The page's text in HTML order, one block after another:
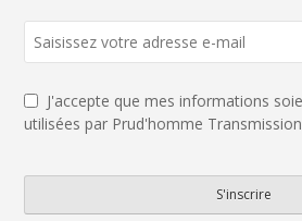
J'accepte que mes informations
utilisées par Prud'homme
S'inscrire